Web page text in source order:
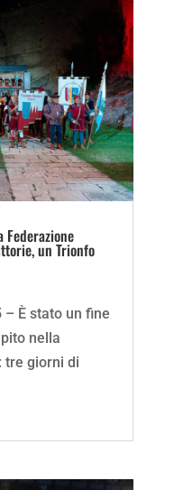
un Trionfo
È stato un fine
nella
tre giorni di